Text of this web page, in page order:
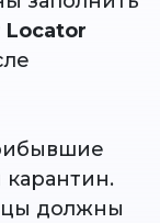
Locator
должны